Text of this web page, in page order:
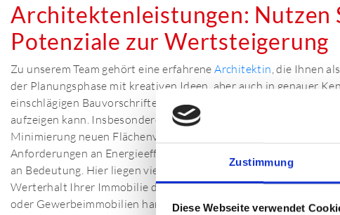
Zustimmung
Diese Webseite verwendet
Architektenleistungen: Nutzen
Potenziale zur Wertsteigerung
Zu unserem Team gehört eine erfahreneArchitektin, die Ihnen
der Planungsphase mit kreativen Ideen, aber auch in genauer
einschlägigen Bauvorschriften, effektive Lösungsmöglichkeiten
aufzeigen kann. Insbesondere das Bauen im Bestand gewinnt
Minimierung neuen Flächenverbrauchs einerseits und durch die
Anforderungen an Energieeffizienz und Ressourcenschonung
an Bedeutung. Hier liegen viele Potenziale, die langfristig der
Werterhalt Ihrer Immobilie dienen – und zwar unabhängig
oder Gewerbeimmobilien handelt.